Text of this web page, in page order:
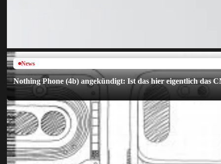
News
Nothing Phone (4b) angekündigt: Ist das hier eigentlich das